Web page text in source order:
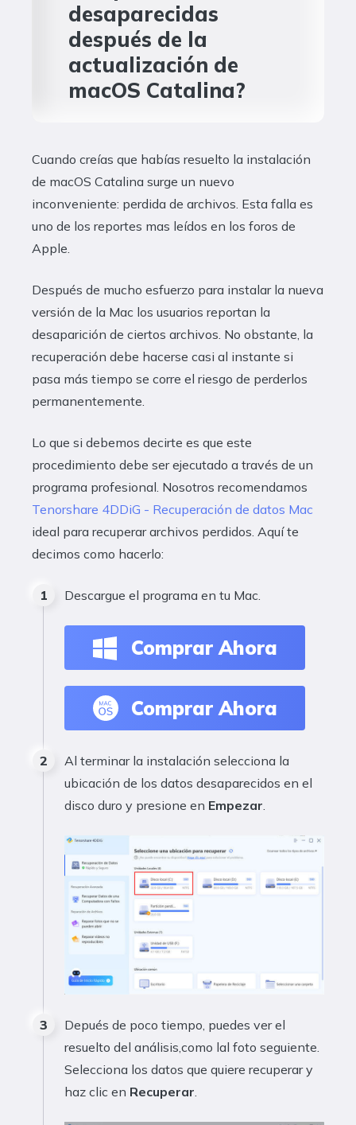
desaparecidas
después de la
actualización de
macOS Catalina?
Cuando creías que habías resuelto la instalación
de macOS Catalina surge un nuevo
inconveniente: perdida de archivos. Esta falla es
uno de los reportes mas leídos en los foros de
Apple.
Después de mucho esfuerzo para instalar la nueva
versión de la Mac los usuarios reportan la
desaparición de ciertos archivos. No obstante, la
recuperación debe hacerse casi al instante si
pasa más tiempo se corre el riesgo de perderlos
permanentemente.
Lo que si debemos decirte es que este
procedimiento debe ser ejecutado a través de un
programa profesional. Nosotros recomendamos
Tenorshare 4DDiG - Recuperación de datos Mac
ideal para recuperar archivos perdidos. Aquí te
decimos como hacerlo:
Descargue el programa en tu Mac.
Comprar Ahora
Comprar Ahora
Al terminar la instalación selecciona la
ubicación de los datos desaparecidos en el
disco duro y presione en Empezar
Depués de poco tiempo, puedes ver el
resuelto del análisis,como lal foto seguiente.
Selecciona los datos que quiere recuperar y
haz clic en Recuperar.